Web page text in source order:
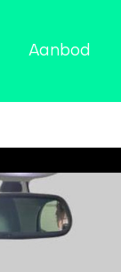
Aanbod